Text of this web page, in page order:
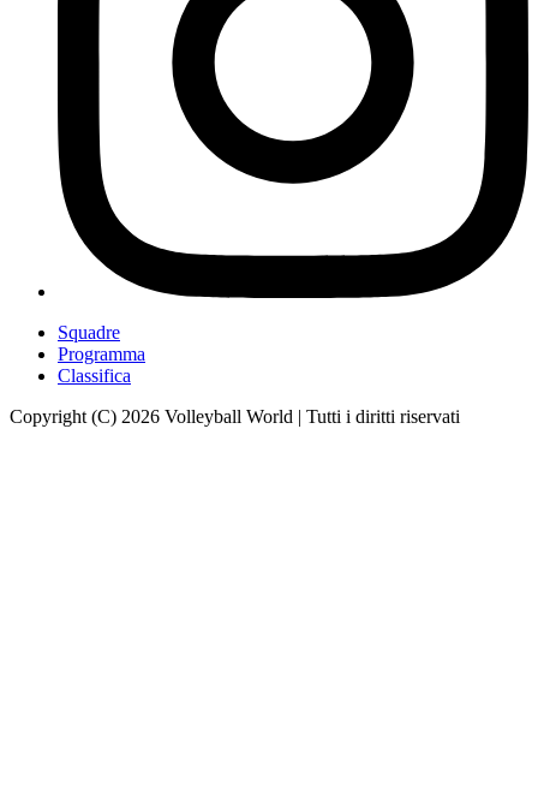
Squadre
Programma
Classifica
Copyright (C) 2026 Volleyball World | Tutti i diritti riservati